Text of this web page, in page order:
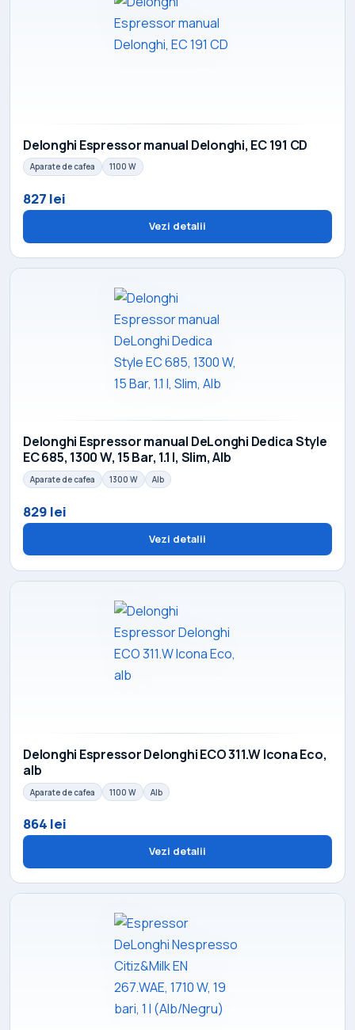
Delonghi Espressor manual Delonghi, EC 191 CD
Aparate de cafea 1100 W
827 lei
Vezi detalii
Delonghi Espressor manual DeLonghi Dedica Style
EC 685, 1300 W, 15 Bar, 1.1 l, Slim, Alb
Aparate de cafea 1300 W Alb
829 lei
Vezi detalii
Delonghi Espressor Delonghi ECO 311.W Icona Eco,
alb
Aparate de cafea 1100 W Alb
864 lei
Vezi detalii